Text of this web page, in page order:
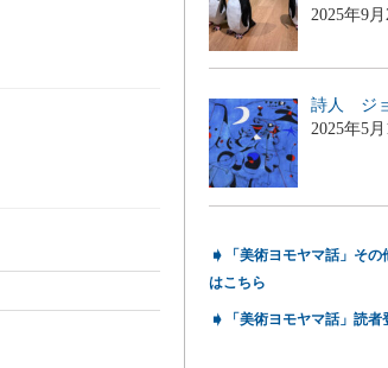
2025年9月
詩人 ジ
2025年5月
➧
「美術ヨモヤマ話」そ
はこちら
➧ 「美術ヨモヤマ話」読